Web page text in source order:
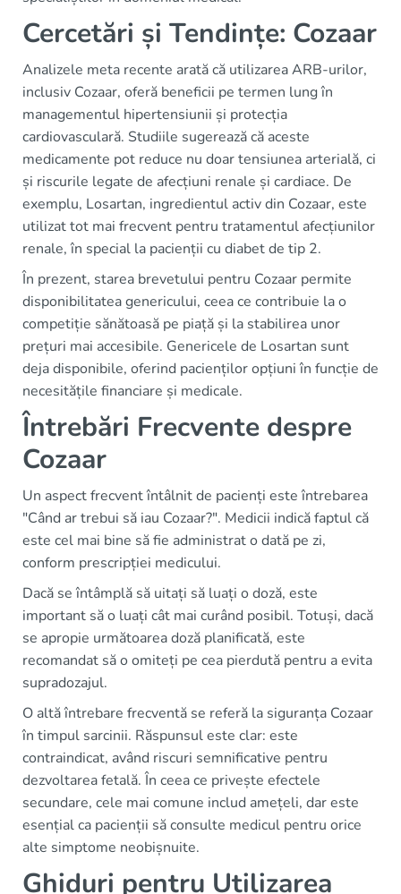
Cercetări și Tendințe: Cozaar
Analizele meta recente arată că utilizarea ARB-urilor,
inclusiv Cozaar, oferă beneficii pe termen lung în
managementul hipertensiunii și protecția
cardiovasculară. Studiile sugerează că aceste
medicamente pot reduce nu doar tensiunea arterială, ci
și riscurile legate de afecțiuni renale și cardiace. De
exemplu, Losartan, ingredientul activ din Cozaar, este
utilizat tot mai frecvent pentru tratamentul afecțiunilor
renale, în special la pacienții cu diabet de tip 2.
În prezent, starea brevetului pentru Cozaar permite
disponibilitatea genericului, ceea ce contribuie la o
competiție sănătoasă pe piață și la stabilirea unor
prețuri mai accesibile. Genericele de Losartan sunt
deja disponibile, oferind pacienților opțiuni în funcție de
necesitățile financiare și medicale.
Întrebări Frecvente despre
Cozaar
Un aspect frecvent întâlnit de pacienți este întrebarea
"Când ar trebui să iau Cozaar?". Medicii indică faptul că
este cel mai bine să fie administrat o dată pe zi,
conform prescripției medicului.
Dacă se întâmplă să uitați să luați o doză, este
important să o luați cât mai curând posibil. Totuși, dacă
se apropie următoarea doză planificată, este
recomandat să o omiteți pe cea pierdută pentru a evita
supradozajul.
O altă întrebare frecventă se referă la siguranța Cozaar
în timpul sarcinii. Răspunsul este clar: este
contraindicat, având riscuri semnificative pentru
dezvoltarea fetală. În ceea ce privește efectele
secundare, cele mai comune includ amețeli, dar este
esențial ca pacienții să consulte medicul pentru orice
alte simptome neobișnuite.
Ghiduri pentru Utilizarea